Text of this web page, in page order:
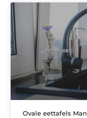
Ovale eettafels